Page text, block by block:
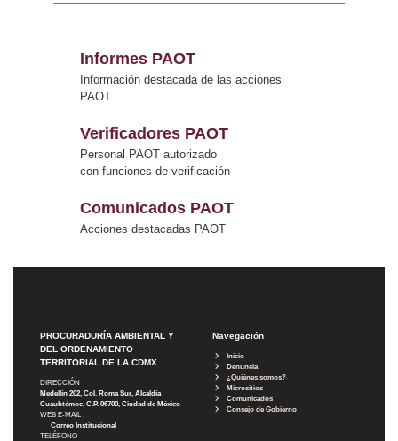
Informes PAOT
Información destacada de las acciones
PAOT
Verificadores PAOT
Personal PAOT autorizado
con funciones de verificación
Comunicados PAOT
Acciones destacadas PAOT
PROCURADURÍA AMBIENTAL Y
DEL ORDENAMIENTO
TERRITORIAL DE LA CDMX
DIRECCIÓN
Medellín 202, Col. Roma Sur, Alcaldía
Cuauhtémoc, C.P. 06700, Ciudad de México
WEB E-MAIL
Correo Institucional
TELÉFONO
Navegación
Inicio
Denuncia
¿Quiénes somos?
Micrositios
Comunicados
Consejo de Gobierno